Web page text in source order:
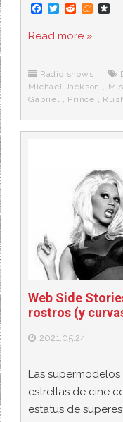
F
e
o
k
T
t
r
R
d
M
e
r
a
Read more »
Radio shows
Michael Jackson ,
Gabriel , Prince ,
Web Side
rostros (y
2021.05.24
Las
estrellas de cine
estatus de